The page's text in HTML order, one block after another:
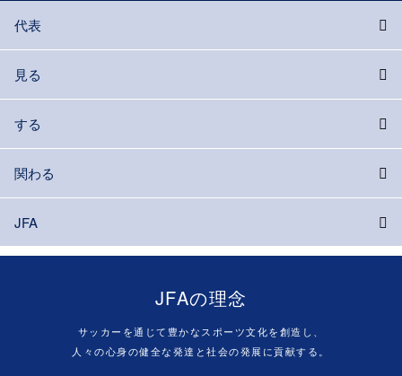
代表
見る
する
関わる
JFA
JFAの理念
サッカーを通じて豊かなスポーツ文化を創造し、
人々の心身の健全な発達と社会の発展に貢献する。